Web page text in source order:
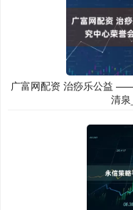
广富网配资 治痧乐公益
清